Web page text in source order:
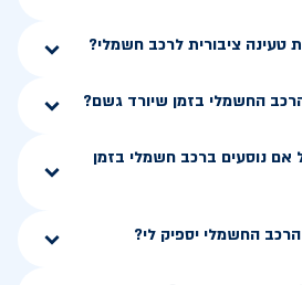
טעינה ציבורית לרכב חשמלי?
החשמלי בזמן שיורד גשם?
נוסעים ברכב חשמלי בזמן
החשמלי יספיק לי?